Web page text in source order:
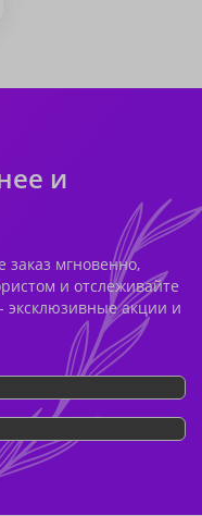
и
мгновенно,
и отслеживайте
эксклюзивные акции и